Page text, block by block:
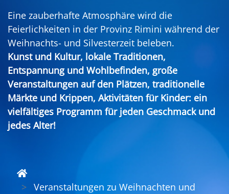
Eine zauberhafte Atmosphäre wird die
Feierlichkeiten in der Provinz Rimini während der
Weihnachts- und Silvesterzeit beleben.
Kunst und Kultur, lokale Traditionen,
Entspannung und Wohlbefinden, große
Veranstaltungen auf den Plätzen, traditionelle
Märkte und Krippen, Aktivitäten für Kinder: ein
vielfältiges Programm für jeden Geschmack und
jedes Alter!
Veranstaltungen zu Weihnachten und